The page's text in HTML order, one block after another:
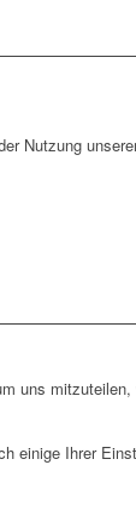
Nutzung
uns
Ihrer